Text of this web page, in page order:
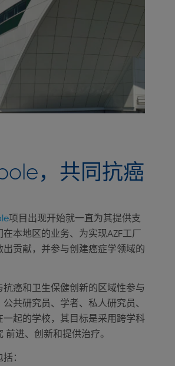
，共同抗癌
项目出现开始就一直为其提供支
本地区的业务、为实现AZF工厂
出贡献，并参与创建癌症学领域的
抗癌和卫生保健创新的区域性参与
共研究员、学者、私人研究员、
一起的学校，其目标是采用跨学科
前进、创新和提供治疗。
：